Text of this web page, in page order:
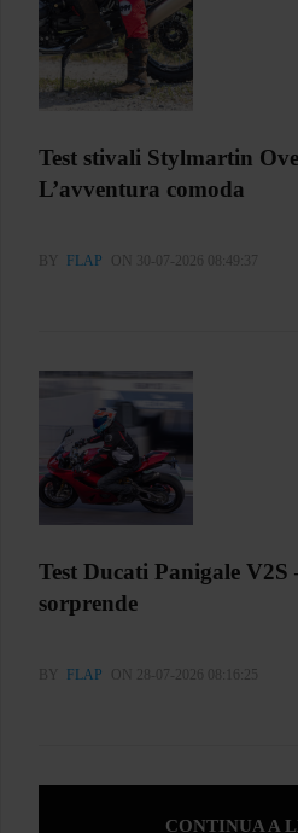
Test stivali Stylmartin
L’avventura comoda
BY FLAP ON 30-07-2026 08:49:37
Test Ducati Panigale
sorprende
BY FLAP ON 28-07-2026 08:16:25
CONTINUA A